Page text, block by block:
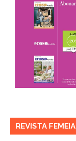
REVISTA FEMEIA